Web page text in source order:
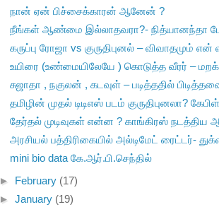
நான் ஏன் பிச்சைக்காரன் ஆனேன் ?
நீங்கள் ஆண்மை இல்லாதவரா?- நித்யானந்தா
கருப்பு ரோஜா vs குருதிபுனல் – விவாதமும்
உயிரை (உண்மையிலேயே ) கொடுத்த வீரர் –
சுஜாதா , நகுலன் , கடவுள் – படித்ததில்
தமிழின் முதல் டிடிஎஸ் படம் குருதிபுனலா?
தேர்தல் முடிவுகள் என்ன ? காங்கிரஸ் நடத்திய
அரசியல் பத்திரிகையில் அல்டிமேட் ரைட்டர்-
mini bio data கே.ஆர்.பி.செந்தில்
►
February (17)
►January (19)